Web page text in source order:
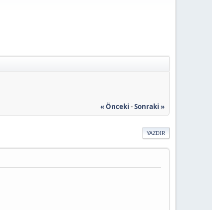
« Önceki -Sonraki »
YAZDIR